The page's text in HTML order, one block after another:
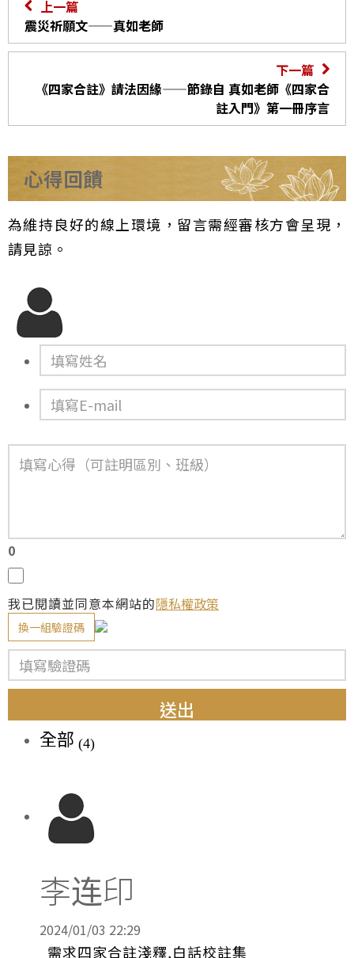
上一篇
震災祈願文——真如老師
下一篇
《四家合註》請法因緣——節錄自 真如老師《四家合
註入門》第一冊序言
心得回饋
為維持良好的線上環境，留言需經審核方會呈現，
請見諒。
0
我已閱讀並同意本網站的隱私權政策
換一組驗證碼
送出
全部 (4)
李连印
2024/01/03 22:29
需求四家合註淺釋,白話校註集